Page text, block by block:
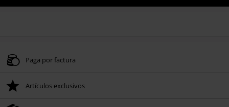
Paga por factura
Artículos exclusivos